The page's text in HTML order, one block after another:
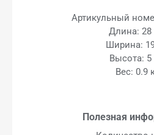
Артикульный
Длина: 28
Ширина:
Высота: 5
Вес: 0.9
Полезная